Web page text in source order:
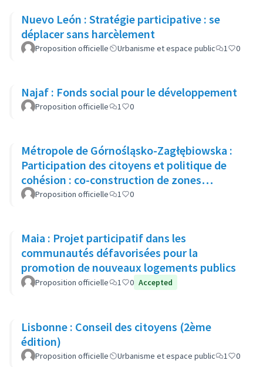
Nuevo León : Stratégie participative : se
déplacer sans harcèlement
Proposition officielle Urbanisme et espace public 1 0
Najaf : Fonds social pour le développement
Proposition officielle 1 0
Métropole de Górnośląsko-Zagłębiowska :
Participation des citoyens et politique de
cohésion : co-construction de zones
urbaines
Proposition officielle 1 0
Maia : Projet participatif dans les
communautés défavorisées pour la
promotion de nouveaux logements publics
Proposition officielle 1 0 Accepted
Lisbonne : Conseil des citoyens (2ème
édition)
Proposition officielle Urbanisme et espace public 1 0